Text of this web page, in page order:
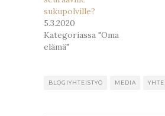
sukupolville?
5.3.2020
Kategoriassa "Oma
elämä"
BLOGIYHTEISTYÖ MEDIA